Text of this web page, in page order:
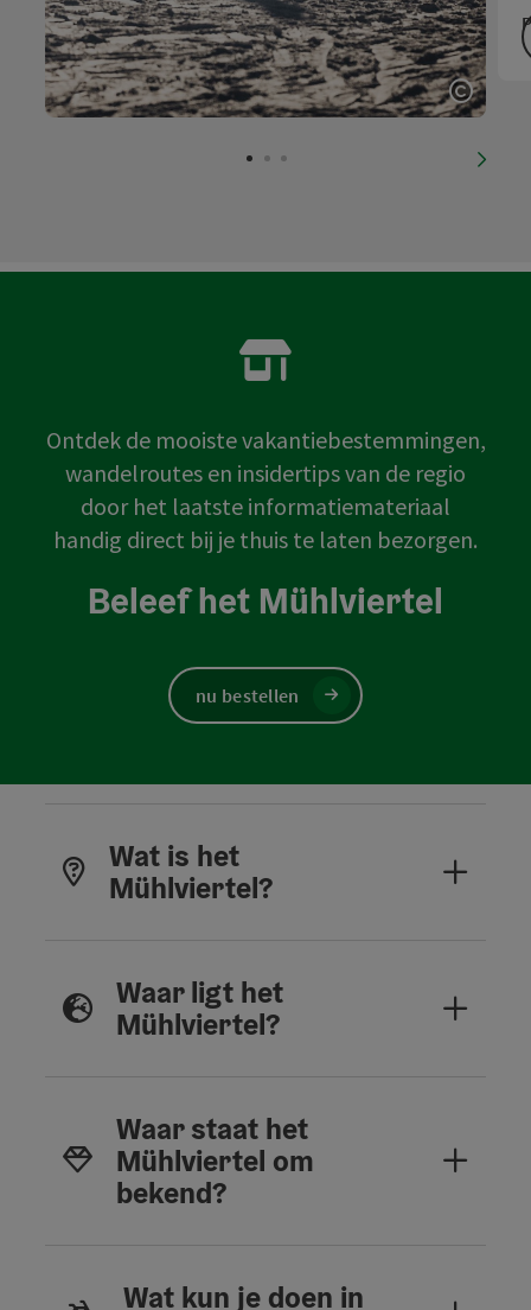
Start
Ontdek de mooiste vakantiebestemmingen,
wandelroutes en insidertips van de regio
door het laatste informatiemateriaal
handig direct bij je thuis te laten bezorgen.
Beleef het Mühlviertel
nu bestellen
Wat is het
Mühlviertel?
Waar ligt het
Mühlviertel?
Waar staat het
Mühlviertel om
bekend?
Wat kun je doen in